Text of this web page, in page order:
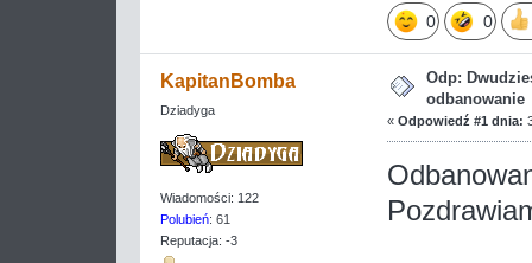
0 0
KapitanBomba
Dziadyga
Wiadomości: 122
Polubień: 61
Reputacja: -3
Odp:
odbanowanie
« Odpowiedź #1 dnia: